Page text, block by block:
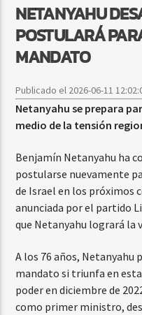
NETANYAHU
POSTULARÁ
MANDATO
Publicado el 2026-06-11
Netanyahu se prepara
medio de la tensión
Benjamín Netanyahu ha
postularse nuevamente
de Israel en los próximos
anunciada por el partido
que Netanyahu logrará la
A los 76 años, Netanyahu
mandato si triunfa en
poder en diciembre de
como primer ministro,